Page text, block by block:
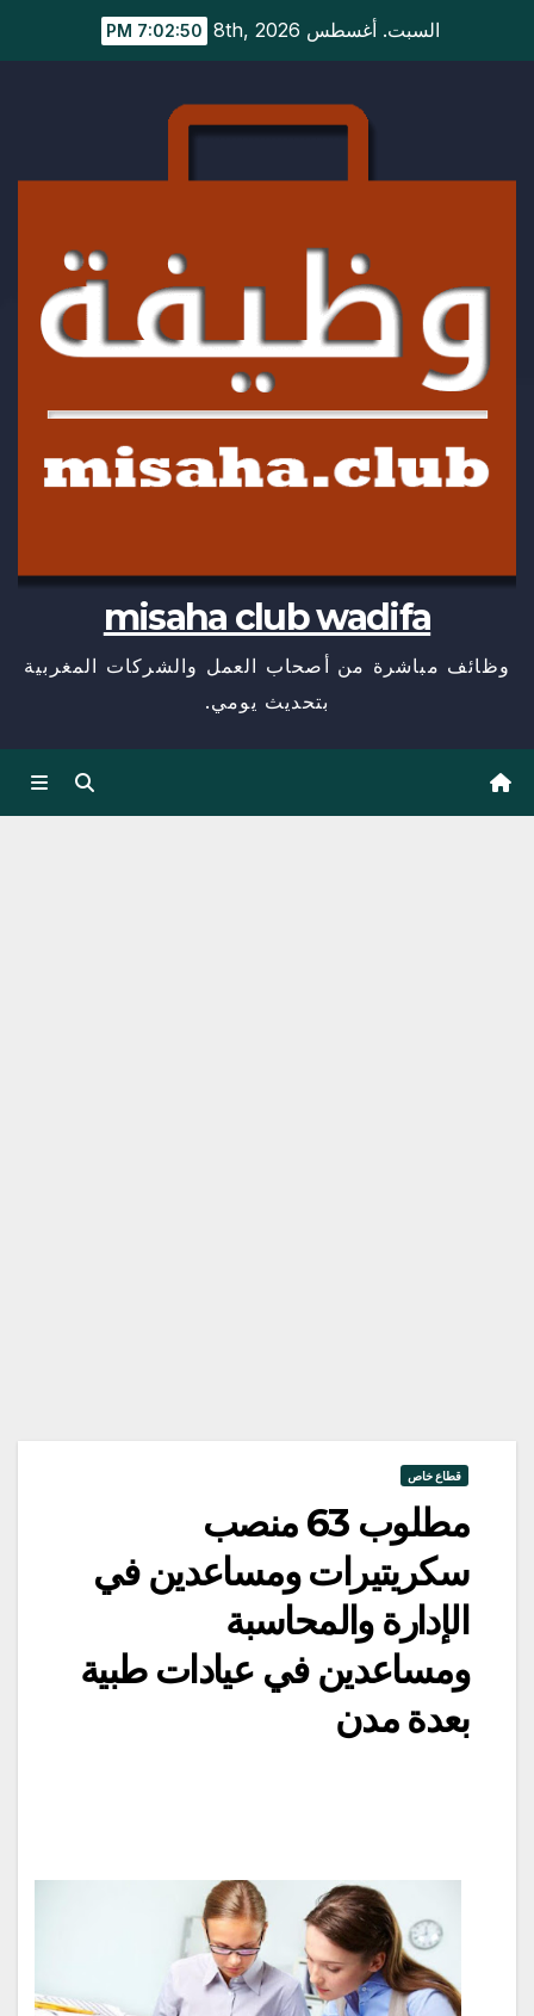
السبت. أغسطس 8th, 2026 7:02:51 PM
misaha club wadifa
وظائف مباشرة من أصحاب العمل والشركات المغربية
بتحديث يومي.
قطاع خاص
مطلوب 63 منصب
سكريتيرات ومساعدين في
الإدارة والمحاسبة
ومساعدين في عيادات طبية
بعدة مدن